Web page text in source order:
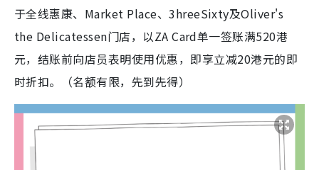
于全线惠康、Market Place、3hreeSixty及Oliver's
the Delicatessen门店，以ZA Card单一签账满520港
元，结账前向店员表明使用优惠，即享立减20港元的即
时折扣。（名额有限，先到先得）